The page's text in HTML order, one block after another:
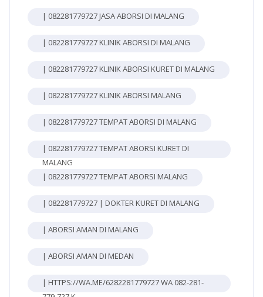
| 082281779727 JASA ABORSI DI MALANG
| 082281779727 KLINIK ABORSI DI MALANG
| 082281779727 KLINIK ABORSI KURET DI MALANG
| 082281779727 KLINIK ABORSI MALANG
| 082281779727 TEMPAT ABORSI DI MALANG
| 082281779727 TEMPAT ABORSI KURET DI
MALANG
| 082281779727 TEMPAT ABORSI MALANG
| 082281779727 | DOKTER KURET DI MALANG
| ABORSI AMAN DI MALANG
| ABORSI AMAN DI MEDAN
| HTTPS://WA.ME/6282281779727 WA 082-281-